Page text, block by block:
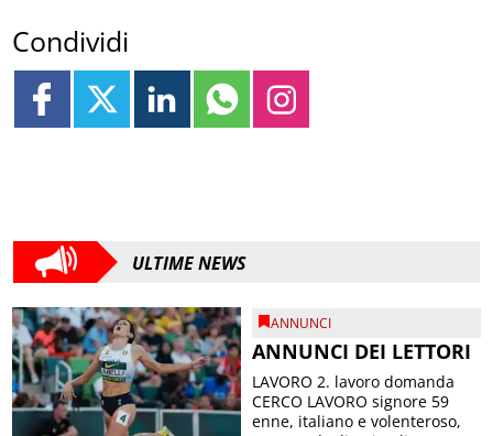
Condividi
ULTIME NEWS
ANNUNCI
ANNUNCI DEI LETTORI
LAVORO 2. lavoro domanda
CERCO LAVORO signore 59
enne, italiano e volenteroso,